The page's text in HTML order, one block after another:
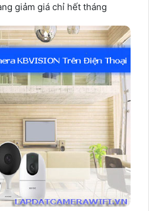
giảm giá chỉ hết tháng